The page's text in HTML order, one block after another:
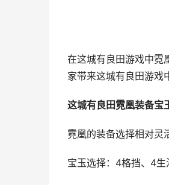
在这城有良田游戏中霓
家带来这城有良田游戏
这城有良田霓凰装备宝
霓凰的装备选择相对灵
宝玉选择：4格挡、4生